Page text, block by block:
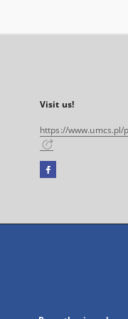
Visit us!
https://www.umcs.pl/
Facebook
open